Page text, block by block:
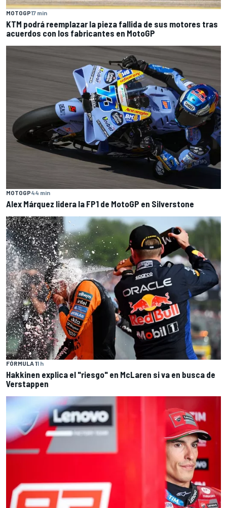
MOTOGP17 min
KTM podrá reemplazar la pieza fallida de sus motores tras
acuerdos con los fabricantes en MotoGP
MOTOGP44 min
Alex Márquez lidera la FP1 de MotoGP en Silverstone
FÓRMULA 11 h
Hakkinen explica el "riesgo" en McLaren si va en busca de
Verstappen